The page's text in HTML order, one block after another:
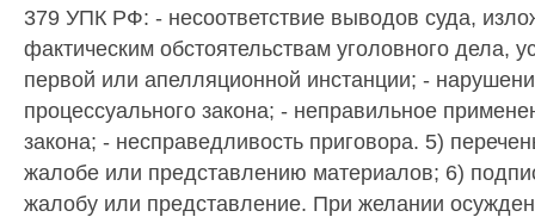
379 УПК РФ: - несоответствие выводов суда,
фактическим обстоятельствам уголовного дела,
первой или апелляционной инстанции; -
процессуального закона; - неправильное
закона; - несправедливость приговора. 5)
жалобе или представлению материалов; 6)
жалобу или представление. При желании